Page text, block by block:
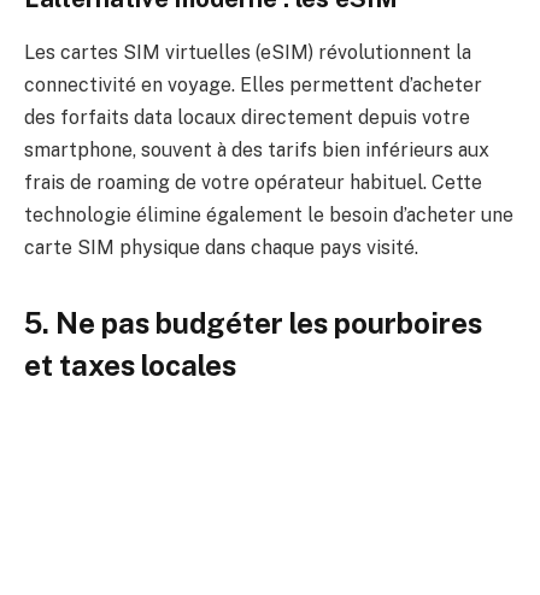
Les cartes SIM virtuelles (eSIM) révolutionnent la
connectivité en voyage. Elles permettent d’acheter
des forfaits data locaux directement depuis votre
smartphone, souvent à des tarifs bien inférieurs aux
frais de roaming de votre opérateur habituel. Cette
technologie élimine également le besoin d’acheter une
carte SIM physique dans chaque pays visité.
5. Ne pas budgéter les pourboires
et taxes locales